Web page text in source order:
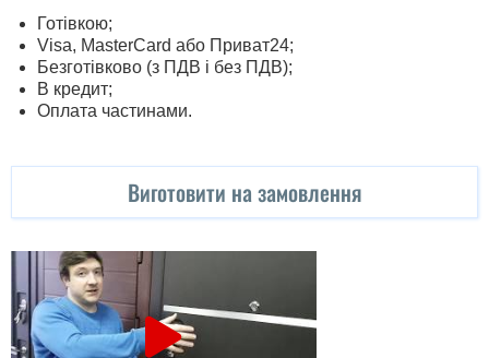
Готівкою;
Visa, MasterСard або Приват24;
Безготівково (з ПДВ і без ПДВ);
В кредит;
Оплата частинами.
Виготовити на замовлення